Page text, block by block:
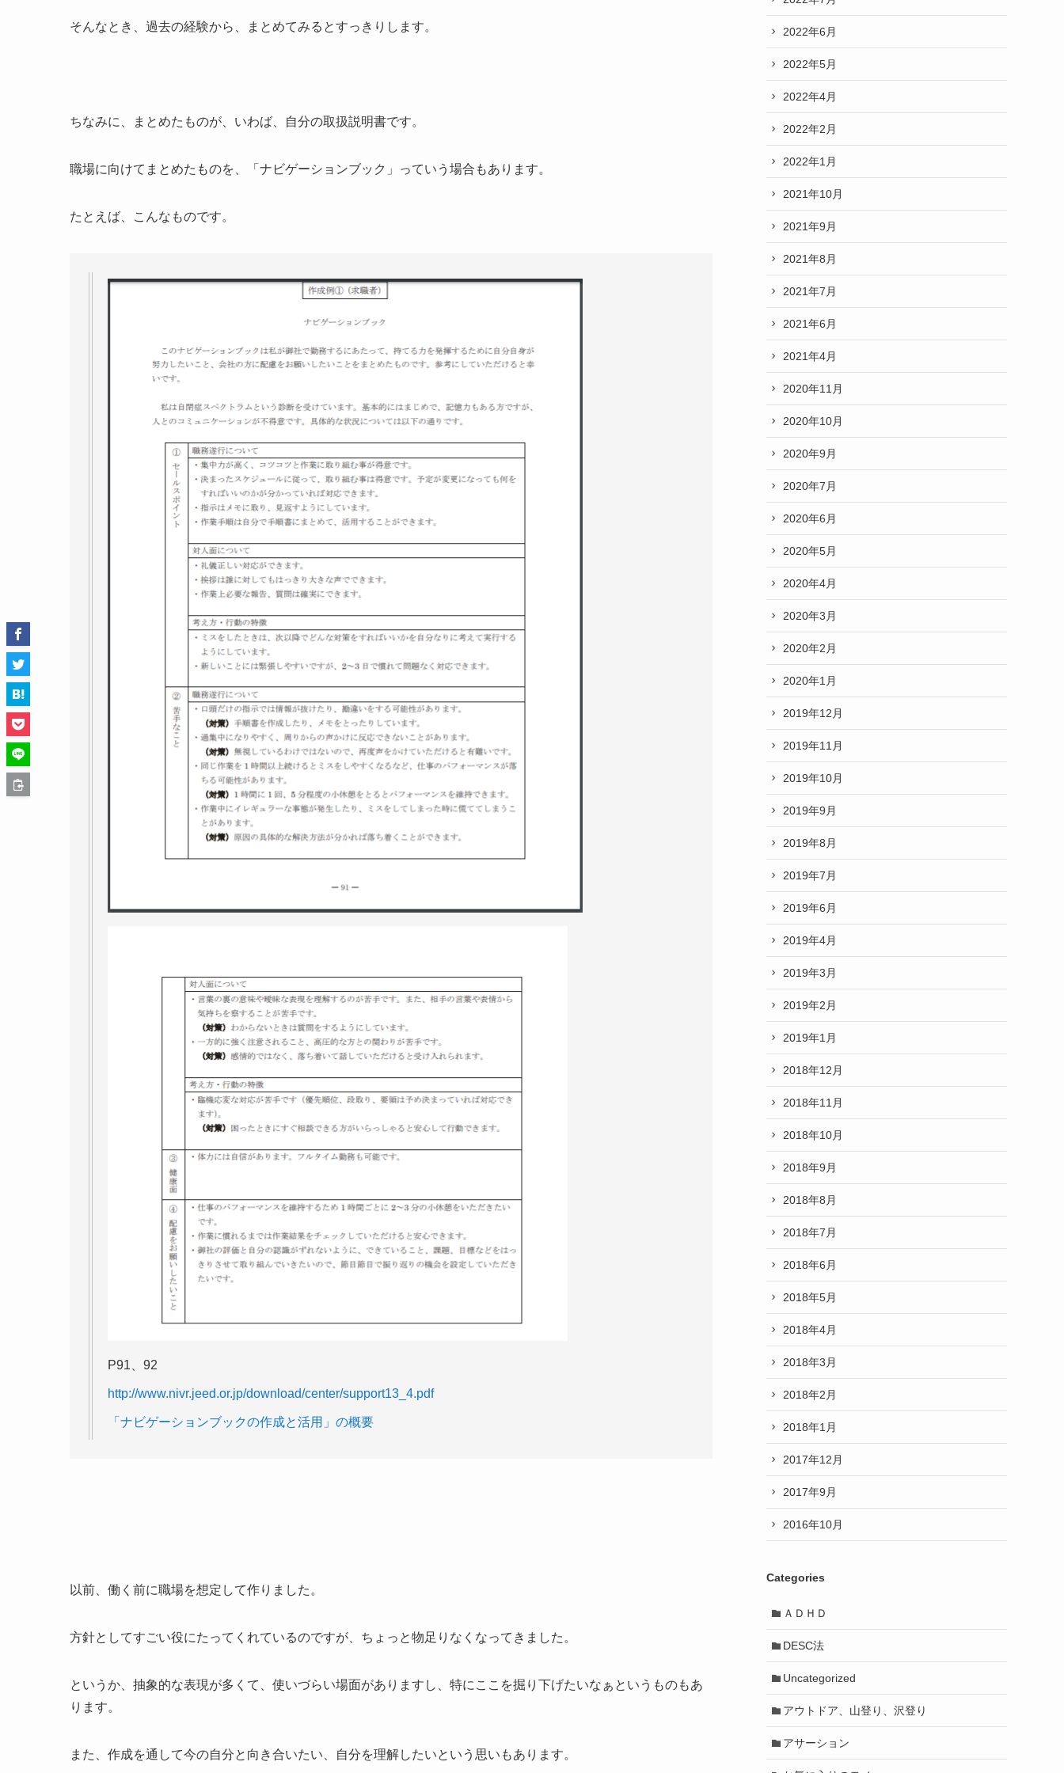
そんなとき、過去の経験から、まとめてみるとすっきりします。
ちなみに、まとめたものが、いわば、自分の取扱説明書です。
職場に向けてまとめたものを、「ナビゲーションブック」っていう場合もあります。
たとえば、こんなものです。
P91、92
http://www.nivr.jeed.or.jp/download/center/support13_4.pdf
「ナビゲーションブックの作成と活用」の概要
以前、働く前に職場を想定して作りました。
方針としてすごい役にたってくれているのですが、ちょっと物足りなくなってきました。
というか、抽象的な表現が多くて、使いづらい場面がありますし、特にここを掘り下げたいなぁというものもあ
ります。
また、作成を通して今の自分と向き合いたい、自分を理解したいという思いもあります。
2022年6月
2022年5月
2022年4月
2022年2月
2022年1月
2021年10月
2021年9月
2021年8月
2021年7月
2021年6月
2021年4月
2020年11月
2020年10月
2020年9月
2020年7月
2020年6月
2020年5月
2020年4月
2020年3月
2020年2月
2020年1月
2019年12月
2019年11月
2019年10月
2019年9月
2019年8月
2019年7月
2019年6月
2019年4月
2019年3月
2019年2月
2019年1月
2018年12月
2018年11月
2018年10月
2018年9月
2018年8月
2018年7月
2018年6月
2018年5月
2018年4月
2018年3月
2018年2月
2018年1月
2017年12月
2017年9月
2016年10月
Categories
ＡＤＨＤ
DESC法
Uncategorized
アウトドア、山登り、沢登り
アサーション